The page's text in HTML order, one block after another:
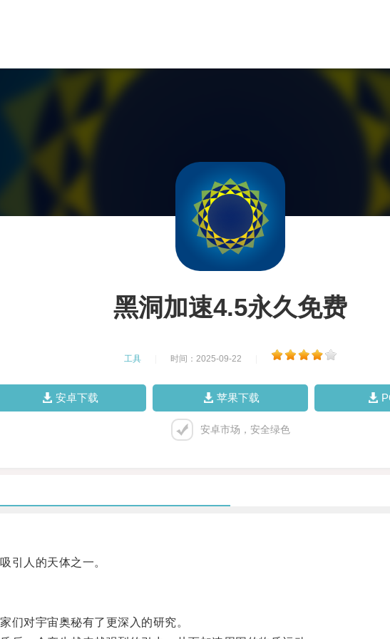
黑洞加速4.5永久免费
工具 时间：2025-09-22
安卓下载 苹果下载
安卓市场，安全绿色
人的天体之一。
对宇宙奥秘有了更深入的研究。